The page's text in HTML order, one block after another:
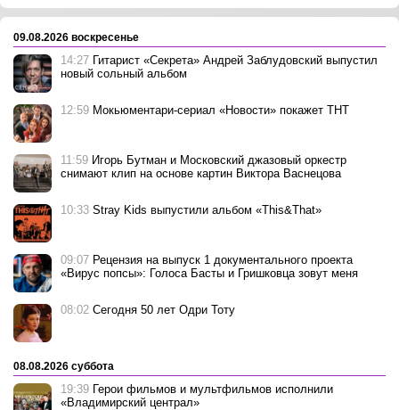
09.08.2026 воскресенье
14:27 Гитарист «Секрета» Андрей Заблудовский выпустил
новый сольный альбом
12:59 Мокьюментари-сериал «Новости» покажет ТНТ
11:59 Игорь Бутман и Московский джазовый оркестр
снимают клип на основе картин Виктора Васнецова
10:33 Stray Kids выпустили альбом «This&That»
09:07 Рецензия на выпуск 1 документального проекта
«Вирус попсы»: Голоса Басты и Гришковца зовут меня
08:02 Сегодня 50 лет Одри Тоту
08.08.2026 суббота
19:39 Герои фильмов и мультфильмов исполнили
«Владимирский централ»